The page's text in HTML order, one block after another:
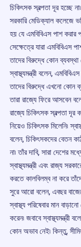
চিকিৎসক স্বল্পতা দূর হচ্ছে
সরকারি মেডিক্যাল কলেজে
হয় যে এমবিবিএস পাশ করার
সেক্ষেত্রে যারা এমবিবিএস
তাদের বিরুদ্ধে কোন ব্যবস্থা
স্বাস্থ্যমন্ত্রী বলেন,
তাদের বিরুদ্ধে এখনো কোন
তারা রাজ্যে ফিরে আসবেন
রাজ্যে চিকিৎসক স্বল্পতা দূর
নিয়েও চিকিৎসক মিলেনি৷
বলেন, চিকিৎসকদের বেতন
না৷ তাঁর দাবি, সারা দেশের
স্বাস্থ্যমন্ত্রী এবং রাজ্য
করতে কালবিলম্ব না করে
সুরে আরো বলেন, এবছর
স্বাস্থ্য পরিষেবার মান
করেন৷ জবাবে স্বাস্থ্যমন্ত্রী
কোন অভাব নেই৷ কিন্তু,